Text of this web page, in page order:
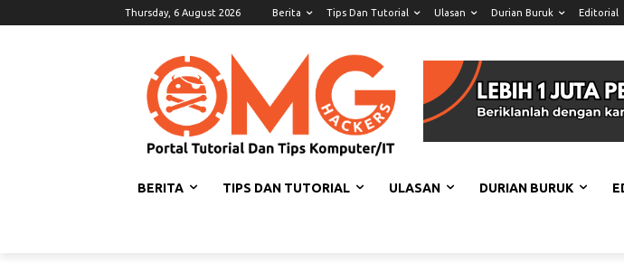
Thursday, 6 August 2026 Berita Tips Dan Tutorial Ulasan Durian Buruk Editorial
BERITA TIPS DAN TUTORIAL ULASAN DURIAN BURUK